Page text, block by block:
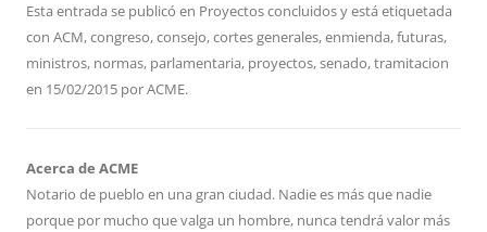
Esta entrada se publicó en Proyectos concluidosy está etiquetada
con ACM,congreso,consejo,cortes generales,enmienda,futuras,
ministros, normas, parlamentaria, proyectos,senado,tramitacion
en 15/02/2015 porACME.
Acerca de ACME
Notario de pueblo en una gran ciudad. Nadie es más que nadie
porque por mucho que valga un hombre, nunca tendrá valor más